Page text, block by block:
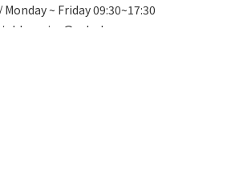
BUY NOW
Monday ~ Friday 09:30~17:30
shl.service@saholea.com